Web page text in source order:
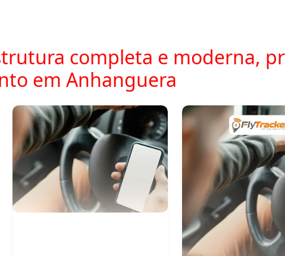
completa e moderna,
em Anhanguera